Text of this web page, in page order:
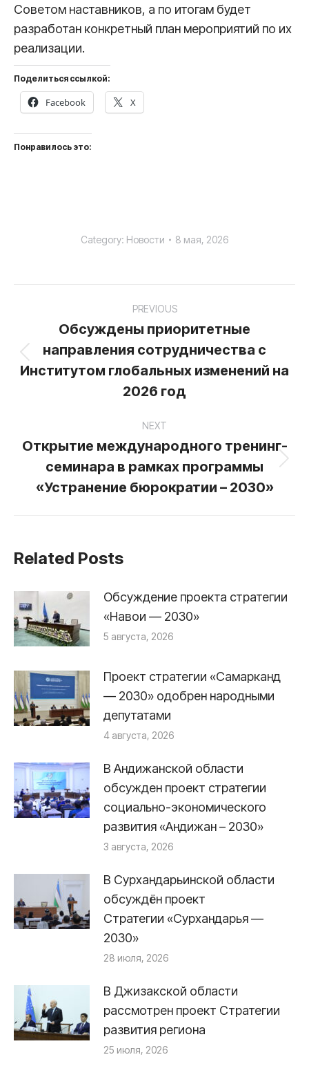
Советом наставников, а по итогам будет
разработан конкретный план мероприятий по их
реализации.
Поделиться ссылкой:
Facebook X
Понравилось это:
Category: Новости 8 мая, 2026
navigation
PREVIOUS
Previous
post:
Обсуждены приоритетные
направления сотрудничества с
Институтом глобальных изменений на
2026 год
NEXT
Next
post:
Открытие международного тренинг-
семинара в рамках программы
«Устранение бюрократии – 2030»
Related Posts
Обсуждение проекта стратегии
«Навои — 2030»
5 августа, 2026
Проект стратегии «Самарканд
— 2030» одобрен народными
депутатами
4 августа, 2026
В Андижанской области
обсужден проект стратегии
социально-экономического
развития «Андижан – 2030»
3 августа, 2026
В Сурхандарьинской области
обсуждён проект
Стратегии «Сурхандарья —
2030»
28 июля, 2026
В Джизакской области
рассмотрен проект Стратегии
развития региона
25 июля, 2026